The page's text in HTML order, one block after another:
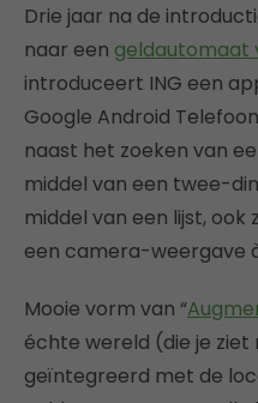
Drie jaar na de
naar een geldautomaat
introduceert ING een
Google Android
naast het zoeken van
middel van een twee-
middel van een lijst, ook
een camera-weergave
Mooie vorm van “
échte wereld (die je
geïntegreerd met de